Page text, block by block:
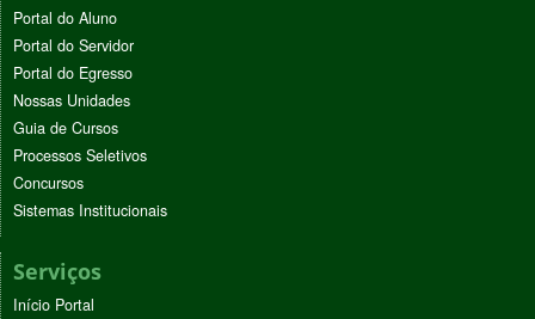
Portal do Aluno
Portal do Servidor
Portal do Egresso
Nossas Unidades
Guia de Cursos
Processos Seletivos
Concursos
Sistemas Institucionais
Serviços
Início Portal